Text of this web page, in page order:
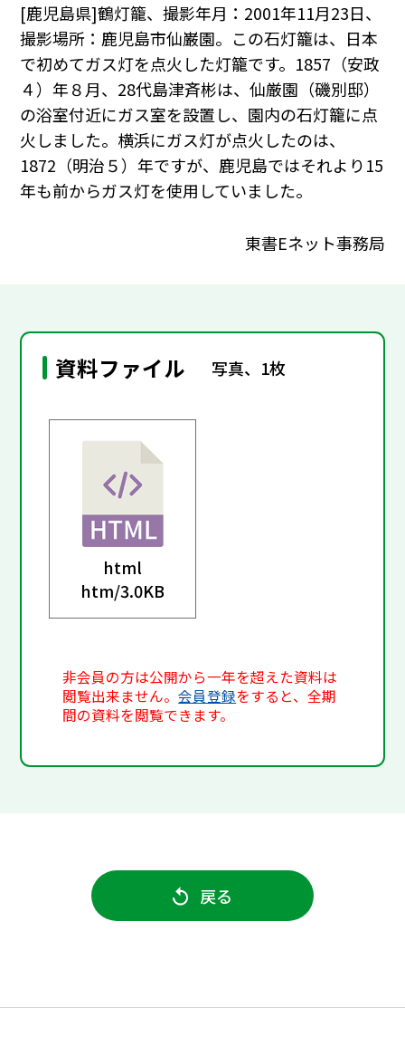
[鹿児島県]鶴灯籠、撮影年月：2001年11月23日、
撮影場所：鹿児島市仙巌園。この石灯籠は、日本
で初めてガス灯を点火した灯籠です。1857（安政
４）年８月、28代島津斉彬は、仙厳園（磯別邸）
の浴室付近にガス室を設置し、園内の石灯籠に点
火しました。横浜にガス灯が点火したのは、
1872（明治５）年ですが、鹿児島ではそれより15
年も前からガス灯を使用していました。
東書Eネット事務局
資料ファイル 写真、1枚
html
htm/3.0KB
非会員の方は公開から一年を超えた資料は
閲覧出来ません。会員登録をすると、全期
間の資料を閲覧できます。
戻る